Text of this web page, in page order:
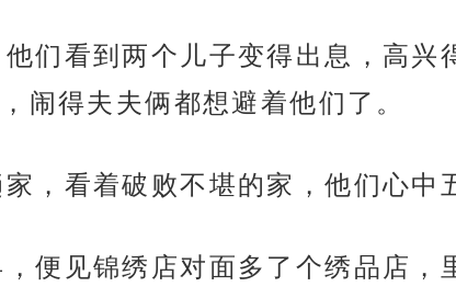
们看到两个儿子变得出息，高兴
闹得夫夫俩都想避着他们了。
，看着破败不堪的家，他们心中
便见锦绣店对面多了个绣品店，